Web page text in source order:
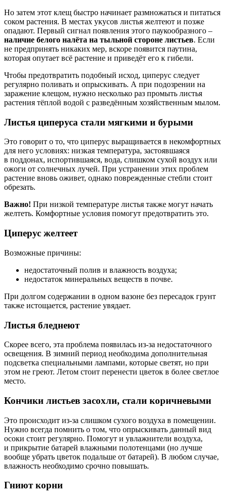
Но затем этот клещ быстро начинает размножаться и питаться
соком растения. В местах укусов листья желтеют и позже
опадают. Первый сигнал появления этого паукообразного –
наличие белого налёта на тыльной стороне листьев. Если
не предпринять никаких мер, вскоре появится паутина,
которая опутает всё растение и приведёт его к гибели.
Чтобы предотвратить подобный исход, циперус следует
регулярно поливать и опрыскивать. А при подозрении на
заражение клещом, нужно несколько раз промыть листья
растения тёплой водой с разведённым хозяйственным мылом.
Листья циперуса стали мягкими и бурыми
Это говорит о то, что циперус выращивается в некомфортных
для него условиях: низкая температура, застоявшаяся
в поддонах, испортившаяся, вода, слишком сухой воздух или
ожоги от солнечных лучей. При устранении этих проблем
растение вновь оживет, однако поврежденные стебли стоит
обрезать.
Важно! При низкой температуре листья также могут начать
желтеть. Комфортные условия помогут предотвратить это.
Циперус желтеет
Возможные причины:
недостаточный полив и влажность воздуха;
недостаток минеральных веществ в почве.
При долгом содержании в одном вазоне без пересадок грунт
также истощается, растение увядает.
Листья бледнеют
Скорее всего, эта проблема появилась из-за недостаточного
освещения. В зимний период необходима дополнительная
подсветка специальными лампами, которые светят, но при
этом не греют. Летом стоит перенести цветок в более светлое
место.
Кончики листьев засохли, стали коричневыми
Это происходит из-за слишком сухого воздуха в помещении.
Нужно всегда помнить о том, что опрыскивать данный вид
осоки стоит регулярно. Помогут и увлажнители воздуха,
и прикрытие батарей влажными полотенцами (но лучше
вообще убрать цветок подальше от батарей). В любом случае,
влажность необходимо срочно повышать.
Гниют корни